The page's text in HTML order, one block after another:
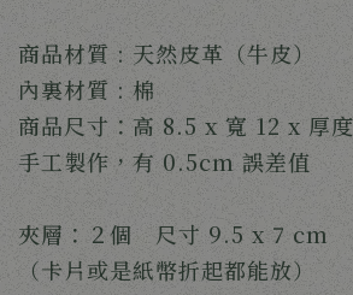
商品材質 : 天然皮革（牛皮）
內裏材質 : 棉
商品尺寸：高 8.5 x 寬 12 x 厚
手工製作，有 0.5cm 誤差值
夾層：２個　尺寸 9.5 x 7 cm
（卡片或是紙幣折起都能放）